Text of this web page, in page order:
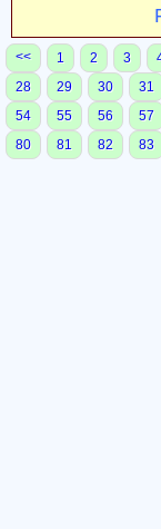
<< 1 2 3
28
29 30 31
54
55 56 57
80
81 82 83